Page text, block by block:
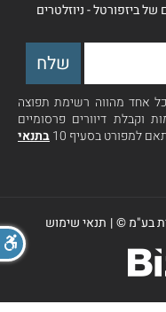
ביזפורטל - ניוזלטרים
אחד מהווה רשימת תפוצה
וקבלת דיוורים פרסומיים
למפורט בסעיף 10
בתנאי
בע"מ ©| תנאי שימוש